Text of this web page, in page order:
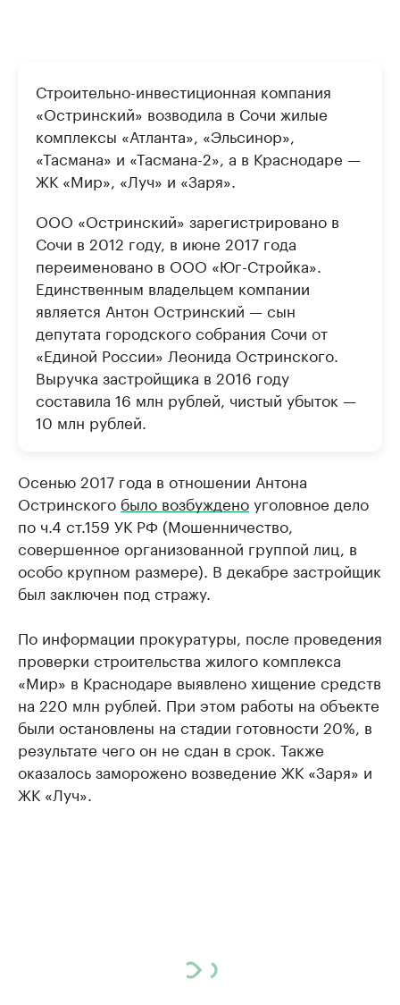
Строительно-инвестиционная компания
«Остринский» возводила в Сочи жилые
комплексы «Атланта», «Эльсинор»,
«Тасмана» и «Тасмана-2», а в Краснодаре —
ЖК «Мир», «Луч» и «Заря».
ООО «Остринский» зарегистрировано в
Сочи в 2012 году, в июне 2017 года
переименовано в ООО «Юг-Стройка».
Единственным владельцем компании
является Антон Остринский — сын
депутата городского собрания Сочи от
«Единой России» Леонида Остринского.
Выручка застройщика в 2016 году
составила 16 млн рублей, чистый убыток —
10 млн рублей.
Осенью 2017 года в отношении Антона
Остринского было возбужденоуголовное дело
по ч.4 ст.159 УК РФ (Мошенничество,
совершенное организованной группой лиц, в
особо крупном размере). В декабре застройщик
был заключен под стражу.
По информации прокуратуры, после проведения
проверки строительства жилого комплекса
«Мир» в Краснодаре выявлено хищение средств
на 220 млн рублей. При этом работы на объекте
были остановлены на стадии готовности 20%, в
результате чего он не сдан в срок. Также
оказалось заморожено возведение ЖК «Заря» и
ЖК «Луч».